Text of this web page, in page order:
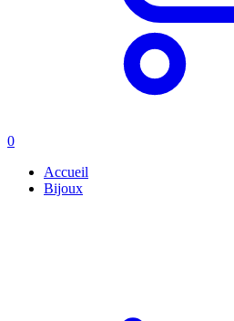
0
Accueil
Bijoux